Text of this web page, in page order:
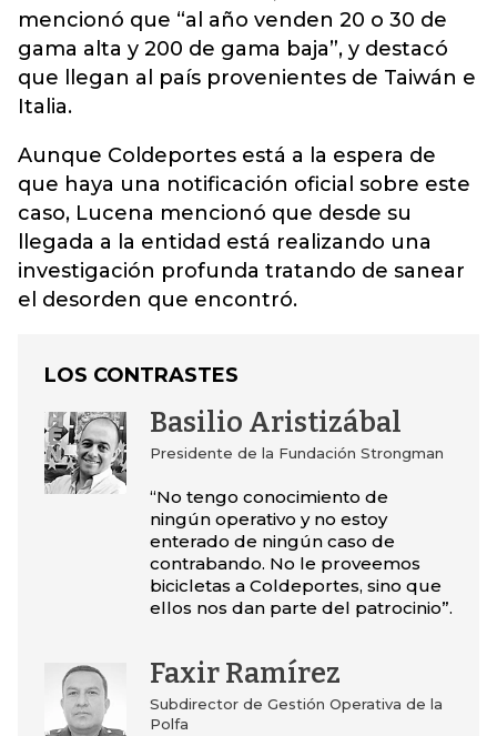
mencionó que “al año venden 20 o 30 de
gama alta y 200 de gama baja”, y destacó
que llegan al país provenientes de Taiwán e
Italia.
Aunque Coldeportes está a la espera de
que haya una notificación oficial sobre este
caso, Lucena mencionó que desde su
llegada a la entidad está realizando una
investigación profunda tratando de sanear
el desorden que encontró.
LOS CONTRASTES
Basilio Aristizábal
Presidente de la Fundación Strongman
“No tengo conocimiento de
ningún operativo y no estoy
enterado de ningún caso de
contrabando. No le proveemos
bicicletas a Coldeportes, sino que
ellos nos dan parte del patrocinio”.
Faxir Ramírez
Subdirector de Gestión Operativa de la
Polfa